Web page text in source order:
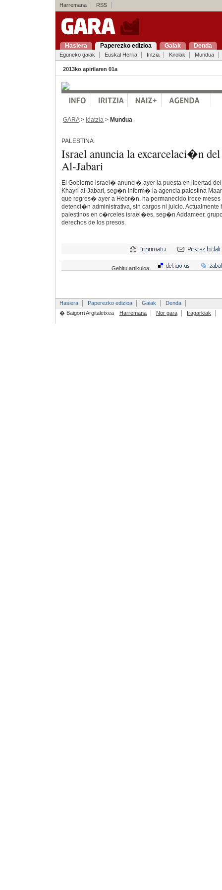
Harremana RSS
Hasiera Paperezko edizioa Gaiak Denda
Eguneko gaiak Euskal Herria Iritzia Kirolak Mundua
2013ko apirilaren 01a
GARA> Idatzia > Mundua
PALESTINA
Israel anuncia la excarcelaci�n
Al-Jabari
El Gobierno israel� anunci� ayer la puesta en libertad
Khayri al-Jabari, seg�n inform� la agencia palestina
que regres� ayer a Hebr�n, ha permanecido trece
detenci�n administrativa, sin cargos ni juicio. Actualmente
palestinos en c�rceles israel�es, seg�n Addameer,
derechos de los presos.
Gehitu artikuloa:
Hasiera Paperezko edizioa Gaiak
Denda
� Baigorri Argitaletxea
Harremana Nor gara Iragarkiak